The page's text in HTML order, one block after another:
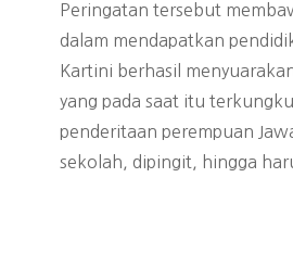
Peringatan tersebut
dalam mendapatkan
Kartini berhasil
yang pada saat itu
penderitaan perempuan
sekolah, dipingit, hingga